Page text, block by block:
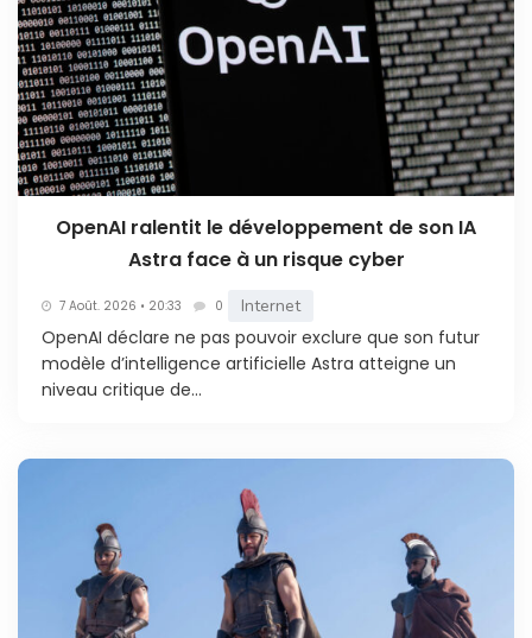
OpenAI ralentit le développement de son IA
Astra face à un risque cyber
7 Août. 2026 • 20:33 0 Internet
OpenAI déclare ne pas pouvoir exclure que son futur
modèle d’intelligence artificielle Astra atteigne un
niveau critique de...